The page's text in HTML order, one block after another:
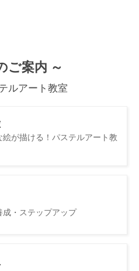
ご案内 ～
ルアート教室
絵が描ける！パステルアート教
成・ステップアップ